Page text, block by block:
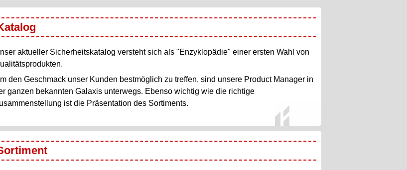
aktueller Sicherheitskatalog versteht sich als "Enzyklopädie" einer ersten Wahl von
den Geschmack unser Kunden bestmöglich zu treffen, sind unsere Product Manager in
ganzen bekannten Galaxis unterwegs. Ebenso wichtig wie die richtige
ist die Präsentation des Sortiments.